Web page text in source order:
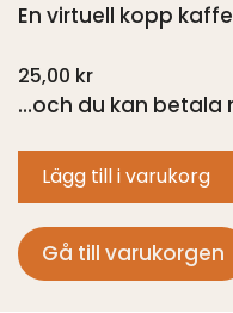
En virtuell kopp
25,00 kr
…och du kan betala
Lägg till i varukorg
Gå till varukorgen